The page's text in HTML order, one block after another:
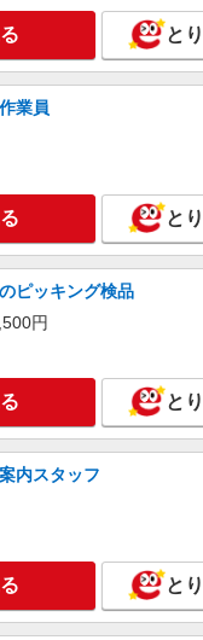
詳
1901987
崎駅のサ高住＊シフト融
時給2000円〜2500円 ＜
費全支給(ガソリン代含む)＞
高崎市 交通費全額支給
詳
1991369
日払いOK！≫病院の看
♪
時給1500円〜2125円 ＜
詳
ース 新宿本社 第3営業
と
業員
と
ピッキング検品
円
と
内スタッフ
と